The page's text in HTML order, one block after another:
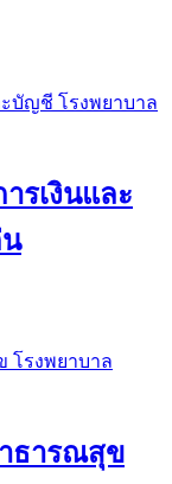
รเงินและ
ธารณสุข